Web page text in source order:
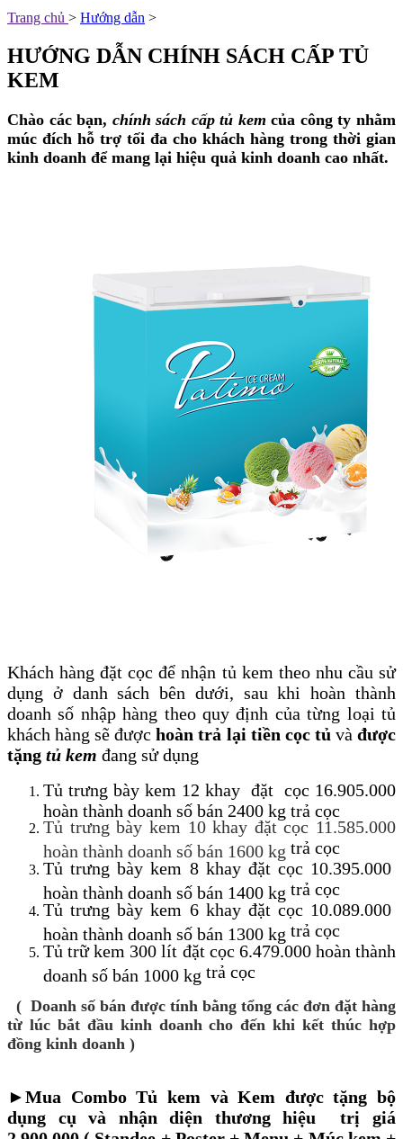
Trang chủ > Hướng dẫn >
HƯỚNG DẪN CHÍNH SÁCH CẤP TỦ
KEM
Chào các bạn, chính sách cấp tủ kem của công ty nhằm
múc đích hỗ trợ tối đa cho khách hàng trong thời gian
kinh doanh để mang lại hiệu quả kinh doanh cao nhất.
Khách hàng đặt cọc để nhận tủ kem theo nhu cầu sử
dụng ở danh sách bên dưới, sau khi hoàn thành
doanh số nhập hàng theo quy định của từng loại tủ
khách hàng sẽ đượchoàn trả lại tiền cọc tủ vàđược
tặng tủ kem đang sử dụng
Tủ trưng bày kem 12 khay đặt cọc 16.905.000
hoàn thành doanh số bán 2400 kg trả cọc
Tủ trưng bày kem 10 khay đặt cọc 11.585.000
hoàn thành doanh số bán 1600 kg trả cọc
Tủ trưng bày kem 8 khay đặt cọc 10.395.000
hoàn thành doanh số bán 1400 kg trả cọc
Tủ trưng bày kem 6 khay đặt cọc 10.089.000
hoàn thành doanh số bán 1300 kg trả cọc
Tủ trữ kem 300 lít đặt cọc 6.479.000 hoàn thành
doanh số bán 1000 kg trả cọc
( Doanh số bán được tính bằng tổng các đơn đặt hàng
từ lúc bắt đầu kinh doanh cho đến khi kết thúc hợp
đồng kinh doanh )
►Mua Combo Tủ kem và Kem được tặng bộ
dụng cụ và nhận diện thương hiệu trị giá